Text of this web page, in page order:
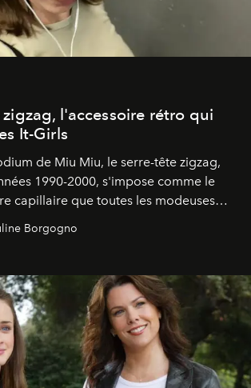
zigzag, l'accessoire rétro qui
It-Girls
de Miu Miu, le serre-tête zigzag,
1990-2000, s'impose comme le
capillaire que toutes les modeuses
Borgogno